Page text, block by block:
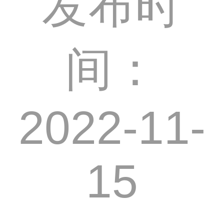
间：
2022-11-
15